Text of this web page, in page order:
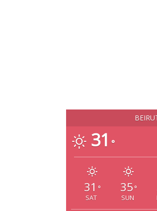
31 °
31 °
SAT
35 °
SUN